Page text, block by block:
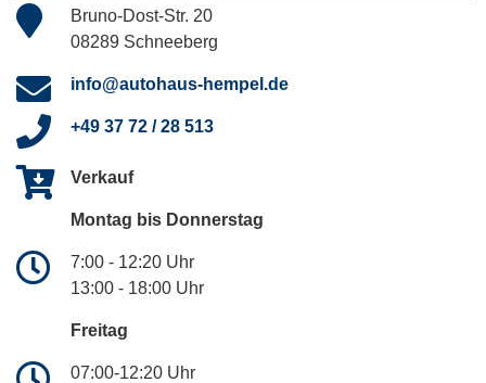
Bruno-Dost-Str. 20
08289 Schneeberg
info@autohaus-hempel.de
+49 37 72 / 28 513
Verkauf
Montag bis Donnerstag
7:00 - 12:20 Uhr
13:00 - 18:00 Uhr
Freitag
07:00-12:20 Uhr